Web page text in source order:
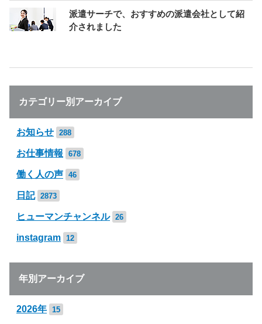
派遣サーチで、おすすめの派遣会社として紹
介されました
カテゴリー別アーカイブ
お知らせ 288
お仕事情報 678
働く人の声 46
日記 2873
ヒューマンチャンネル 26
instagram 12
年別アーカイブ
2026年 15